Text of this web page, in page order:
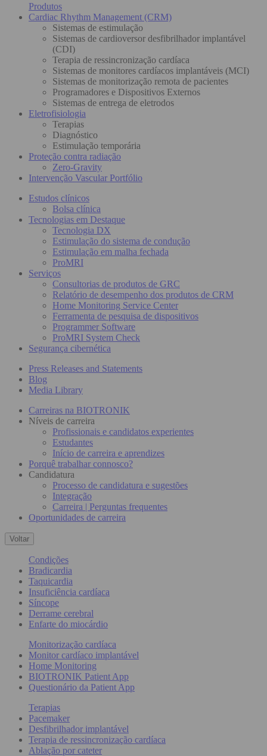
Produtos
Cardiac Rhythm Management (CRM)
Sistemas de estimulação
Sistemas de cardioversor desfibrilhador implantável
(CDI)
Terapia de ressincronização cardíaca
Sistemas de monitores cardíacos implantáveis (MCI)
Sistemas de monitorização remota de pacientes
Programadores e Dispositivos Externos
Sistemas de entrega de eletrodos
Eletrofisiologia
Terapias
Diagnóstico
Estimulação temporária
Proteção contra radiação
Zero-Gravity
Intervenção Vascular Portfólio
Estudos clínicos
Bolsa clínica
Tecnologias em Destaque
Tecnologia DX
Estimulação do sistema de condução
Estimulação em malha fechada
ProMRI
Serviços
Consultorias de produtos de GRC
Relatório de desempenho dos produtos de CRM
Home Monitoring Service Center
Ferramenta de pesquisa de dispositivos
Programmer Software
ProMRI System Check
Segurança cibernética
Press Releases and Statements
Blog
Media Library
Carreiras na BIOTRONIK
Níveis de carreira
Profissionais e candidatos experientes
Estudantes
Início de carreira e aprendizes
Porquê trabalhar connosco?
Candidatura
Processo de candidatura e sugestões
Integração
Carreira | Perguntas frequentes
Oportunidades de carreira
Voltar
Condições
Bradicardia
Taquicardia
Insuficiência cardíaca
Síncope
Derrame cerebral
Enfarte do miocárdio
Monitorização cardíaca
Monitor cardíaco implantável
Home Monitoring
BIOTRONIK Patient App
Questionário da Patient App
Terapias
Pacemaker
Desfibrilhador implantável
Terapia de ressincronização cardíaca
Ablação por cateter